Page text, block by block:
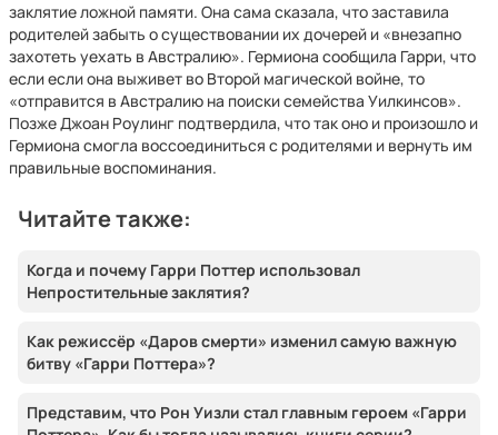
заклятие ложной памяти. Она сама сказала, что заставила
родителей забыть о существовании их дочерей и «внезапно
захотеть уехать в Австралию». Гермиона сообщила Гарри, что
если если она выживет во Второй магической войне, то
«отправится в Австралию на поиски семейства Уилкинсов».
Позже Джоан Роулинг подтвердила, что так оно и произошло и
Гермиона смогла воссоединиться с родителями и вернуть им
правильные воспоминания.
Читайте также:
Когда и почему Гарри Поттер использовал
Непростительные заклятия?
Как режиссёр «Даров смерти» изменил самую важную
битву «Гарри Поттера»?
Представим, что Рон Уизли стал главным героем «Гарри